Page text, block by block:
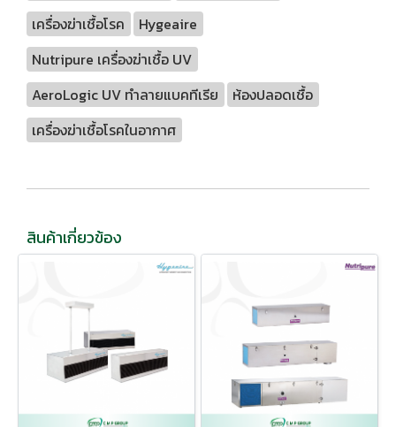
เครื่องฆ่าเชื้อโรค
Hygeaire
Nutripure เครื่องฆ่าเชื้อ UV
AeroLogic UV ทำลายแบคทีเรีย
ห้องปลอดเชื้อ
เครื่องฆ่าเชื้อโรคในอากาศ
สินค้าเกี่ยวข้อง